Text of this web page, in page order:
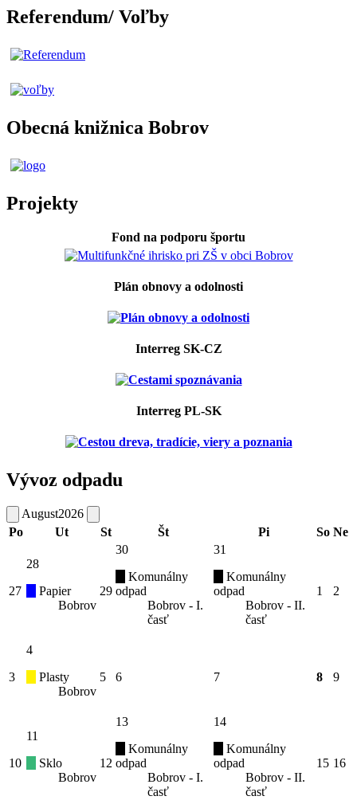
Referendum/ Voľby
Obecná knižnica Bobrov
Projekty
Fond na podporu športu
Plán obnovy a odolnosti
Interreg SK-CZ
Interreg PL-SK
Vývoz odpadu
August2026
Po
Ut St Št Pi So Ne
27
28
Papier
Bobrov
29
30
Komunálny
odpad
Bobrov - I.
časť
31
Komunálny
odpad
Bobrov - II.
časť
1 2
3
4
Plasty
Bobrov
5 6 7 8 9
10
11
Sklo
Bobrov
12
13
Komunálny
odpad
Bobrov - I.
časť
14
Komunálny
odpad
Bobrov - II.
časť
15 16